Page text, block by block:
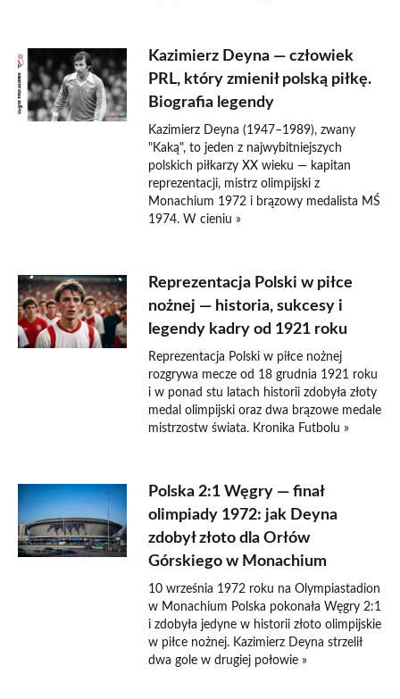
Kazimierz Deyna — człowiek
PRL, który zmienił polską piłkę.
Biografia legendy
Kazimierz Deyna (1947–1989), zwany
"Kaką", to jeden z najwybitniejszych
polskich piłkarzy XX wieku — kapitan
reprezentacji, mistrz olimpijski z
Monachium 1972 i brązowy medalista MŚ
1974. W cieniu »
Reprezentacja Polski w piłce
nożnej — historia, sukcesy i
legendy kadry od 1921 roku
Reprezentacja Polski w piłce nożnej
rozgrywa mecze od 18 grudnia 1921 roku
i w ponad stu latach historii zdobyła złoty
medal olimpijski oraz dwa brązowe medale
mistrzostw świata. Kronika Futbolu »
Polska 2:1 Węgry — finał
olimpiady 1972: jak Deyna
zdobył złoto dla Orłów
Górskiego w Monachium
10 września 1972 roku na Olympiastadion
w Monachium Polska pokonała Węgry 2:1
i zdobyła jedyne w historii złoto olimpijskie
w piłce nożnej. Kazimierz Deyna strzelił
dwa gole w drugiej połowie »